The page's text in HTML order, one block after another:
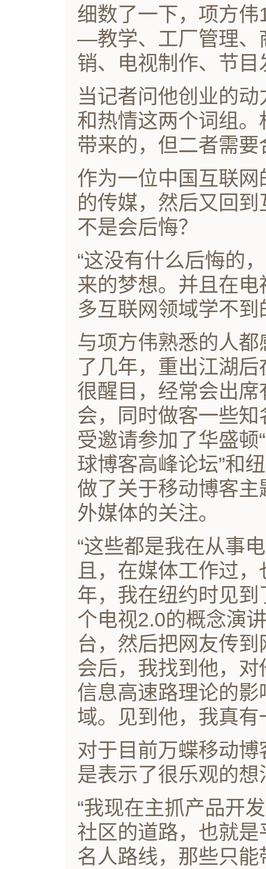
细数了一下，项方
―教学、工厂管理、
销、电视制作、节
当记者问他创业的
和热情这两个词组
带来的，但二者需要
作为一位中国互联
的传媒，然后又回
不是会后悔？
“这没有什么后悔的
来的梦想。并且在
多互联网领域学不到
与项方伟熟悉的人
了几年，重出江湖
很醒目，经常会出
会，同时做客一些
受邀请参加了华盛顿
球博客高峰论坛”和
做了关于移动博客
外媒体的关注。
“这些都是我在从事
且，在媒体工作过
年，我在纽约时见
个电视2.0的概念演
台，然后把网友传
会后，我找到他，
信息高速路理论的
域。见到他，我真有
对于目前万蝶移动
是表示了很乐观的想
“我现在主抓产品开
社区的道路，也就
名人路线，那些只